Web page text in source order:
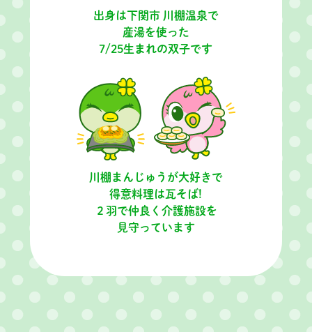
出身は下関市 川棚温泉で
産湯を使った
7/25生まれの双子です
川棚まんじゅうが大好きで
得意料理は瓦そば!
２羽で仲良く介護施設を
見守っています